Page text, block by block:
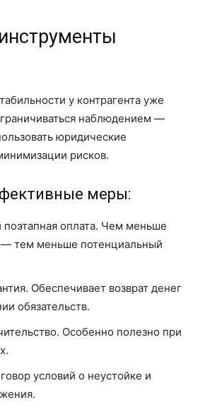
у контрагента уже
наблюдением —
юридические
рисков.
меры:
поэтапная оплата. Чем меньше
— тем меньше потенциальный
Обеспечивает возврат денег
обязательств.
Особенно полезно при
условий о неустойке и